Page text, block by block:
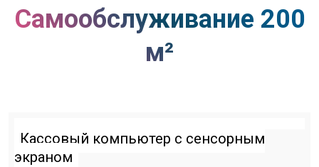
Самообслуживание 200
м²
Кассовый компьютер с сенсорным
экраном